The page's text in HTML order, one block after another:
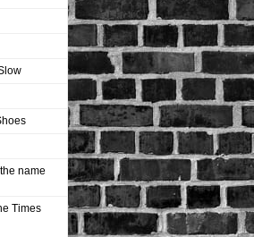
name
Times